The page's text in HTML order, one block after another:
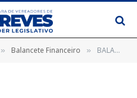
» Balancete Financeiro » BALANÇO